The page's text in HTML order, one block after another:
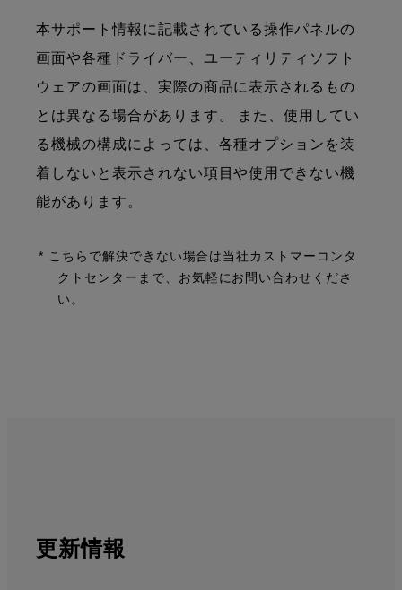
本サポート情報に記載されている操作パネルの
画面や各種ドライバー、ユーティリティソフト
ウェアの画面は、実際の商品に表示されるもの
とは異なる場合があります。 また、使用してい
る機械の構成によっては、各種オプションを装
着しないと表示されない項目や使用できない機
能があります。
* こちらで解決できない場合は当社カストマーコンタ
クトセンターまで、お気軽にお問い合わせくださ
い。
更新情報